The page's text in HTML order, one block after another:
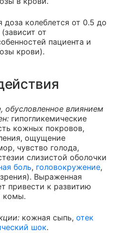
доза колеблется от 0.5 до
от
пациента и
крови).
обусловленное влиянием
гипогликемические
кожных покровов,
ощущение
чувство голода,
слизистой оболочки
боль, головокружение,
Выраженная
привести к развитию
комы.
кожная сыпь, отек
шок.